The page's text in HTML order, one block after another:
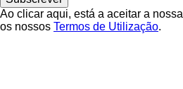
Ao clicar aqui, está a aceitar a nossa
os nossos Termos de Utilização.